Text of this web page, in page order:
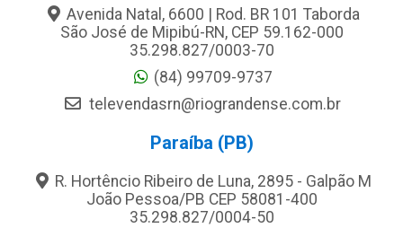
Avenida Natal, 6600 | Rod. BR 101 Taborda
São José de Mipibú-RN, CEP 59.162-000
35.298.827/0003-70
(84) 99709-9737
televendasrn@riograndense.com.br
Paraíba (PB)
R. Hortêncio Ribeiro de Luna, 2895 - Galpão M
João Pessoa/PB CEP 58081-400
35.298.827/0004-50